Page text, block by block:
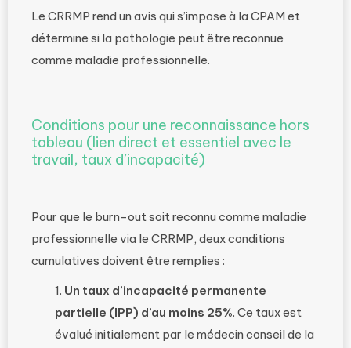
Le CRRMP rend un avis qui s’impose à la CPAM et
détermine si la pathologie peut être reconnue
comme maladie professionnelle.
Conditions pour une reconnaissance hors
tableau (lien direct et essentiel avec le
travail, taux d’incapacité)
Pour que le burn-out soit reconnu comme maladie
professionnelle via le CRRMP, deux conditions
cumulatives doivent être remplies :
Un taux d’incapacité permanente
partielle (IPP) d’au moins 25%. Ce taux est
évalué initialement par le médecin conseil de la